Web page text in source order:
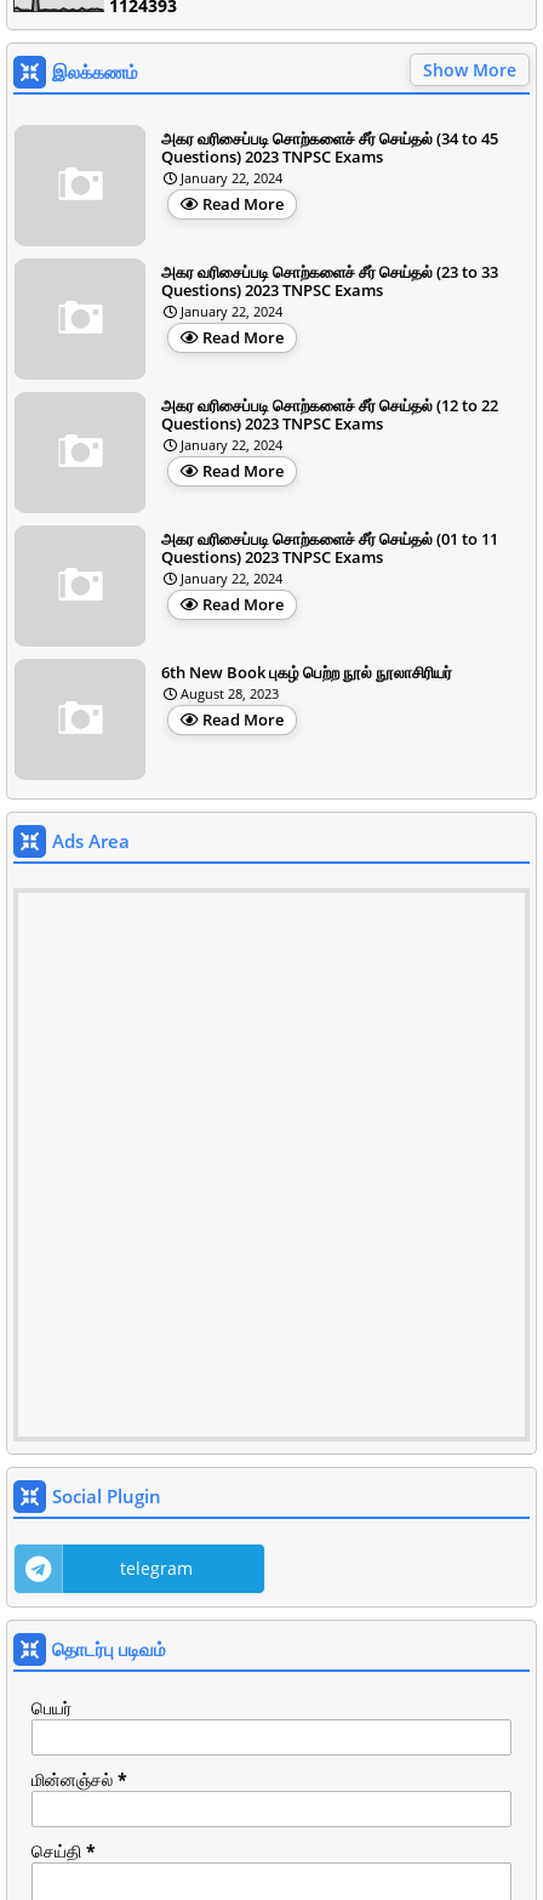
1 1 24393
இலக்கணம் Show More
அகர வரிசைப்படி சொற்களைச் சீர் செய்தல் (34 to 45
Questions) 2023 TNPSC Exams
January 22, 2024
Read More
அகர வரிசைப்படி சொற்களைச் சீர் செய்தல் (23 to 33
Questions) 2023 TNPSC Exams
January 22, 2024
Read More
அகர வரிசைப்படி சொற்களைச் சீர் செய்தல் (12 to 22
Questions) 2023 TNPSC Exams
January 22, 2024
Read More
அகர வரிசைப்படி சொற்களைச் சீர் செய்தல் (01 to 11
Questions) 2023 TNPSC Exams
January 22, 2024
Read More
6th New Book புகழ் பெற்ற நூல் நூலாசிரியர்
August 28, 2023
Read More
Ads Area
Social Plugin
telegram
தொடர்பு படிவம்
பெயர்
மின்னஞ்சல் *
செய்தி *